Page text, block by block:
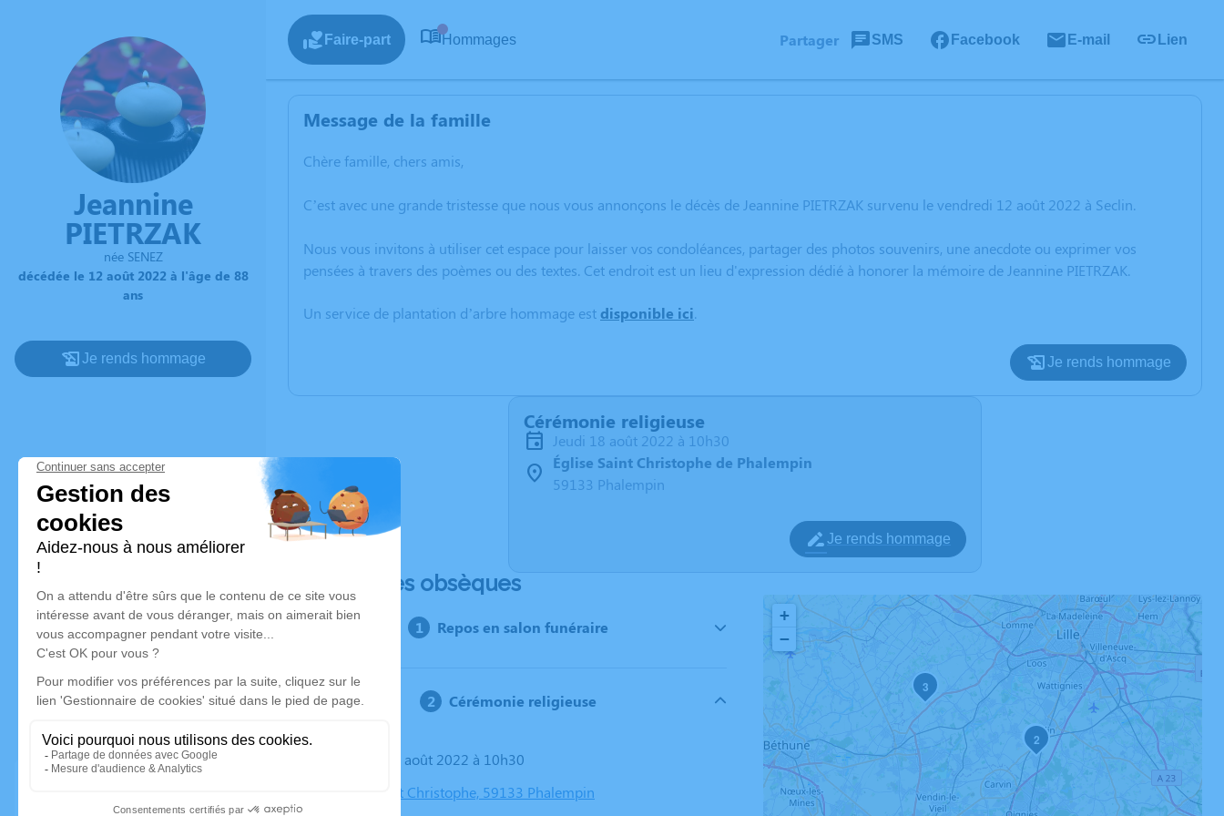
Jeannine
PIETRZAK
née SENEZ
décédée le 12 août 2022 à l'âge de 88
ans
Je rends hommage
Faire-part Hommages Partager SMS Facebook E-mail Lien
Message de la famille
Chère famille, chers amis,
C’est avec une grande tristesse que nous vous annonçons le décès de Jeannine PIETRZAK survenu le vendredi 12 août 2022 à Seclin.
Nous vous invitons à utiliser cet espace pour laisser vos condoléances, partager des photos souvenirs, une anecdote ou exprimer vos
pensées à travers des poèmes ou des textes. Cet endroit est un lieu d'expression dédié à honorer la mémoire de Jeannine PIETRZAK.
Un service de plantation d’arbre hommage est disponible ici.
Je rends hommage
Cérémonie religieuse
jeudi 18 août 2022 à 10h30
Église Saint Christophe de Phalempin
59133 Phalempin
Je rends hommage
Déroulé des obsèques
Repos en salon funéraire
Cérémonie religieuse
Le jeudi 18 août 2022 à 10h30
Église Saint Christophe, 59133 Phalempin
1
2
3
+
−